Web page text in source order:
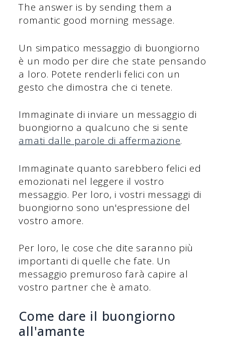
The answer is by sending them a
romantic good morning message.
Un simpatico messaggio di buongiorno
è un modo per dire che state pensando
a loro. Potete renderli felici con un
gesto che dimostra che ci tenete.
Immaginate di inviare un messaggio di
buongiorno a qualcuno che si sente
amati dalle parole di affermazione.
Immaginate quanto sarebbero felici ed
emozionati nel leggere il vostro
messaggio. Per loro, i vostri messaggi di
buongiorno sono un'espressione del
vostro amore.
Per loro, le cose che dite saranno più
importanti di quelle che fate. Un
messaggio premuroso farà capire al
vostro partner che è amato.
Come dare il buongiorno
all'amante